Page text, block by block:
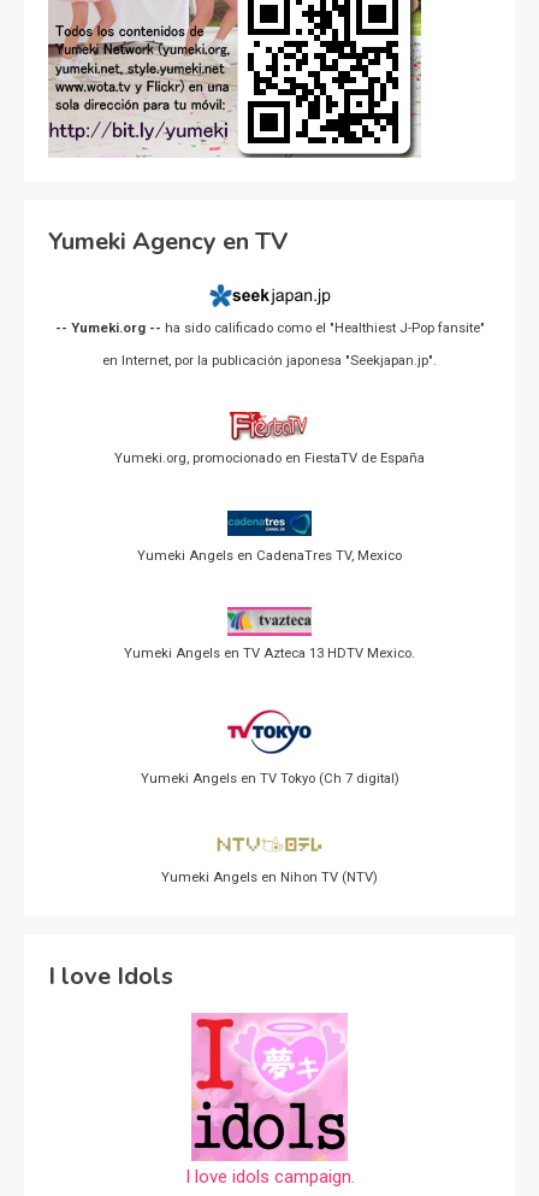
Yumeki Agency en TV
-- Yumeki.org -- ha sido calificado como el "Healthiest J-Pop fansite"
en Internet, por la publicación japonesa "Seekjapan.jp".
Yumeki.org, promocionado en FiestaTV de España
Yumeki Angels en CadenaTres TV, Mexico
Yumeki Angels en TV Azteca 13 HDTV Mexico.
Yumeki Angels en TV Tokyo (Ch 7 digital)
Yumeki Angels en Nihon TV (NTV)
I love Idols
I love idols campaign.